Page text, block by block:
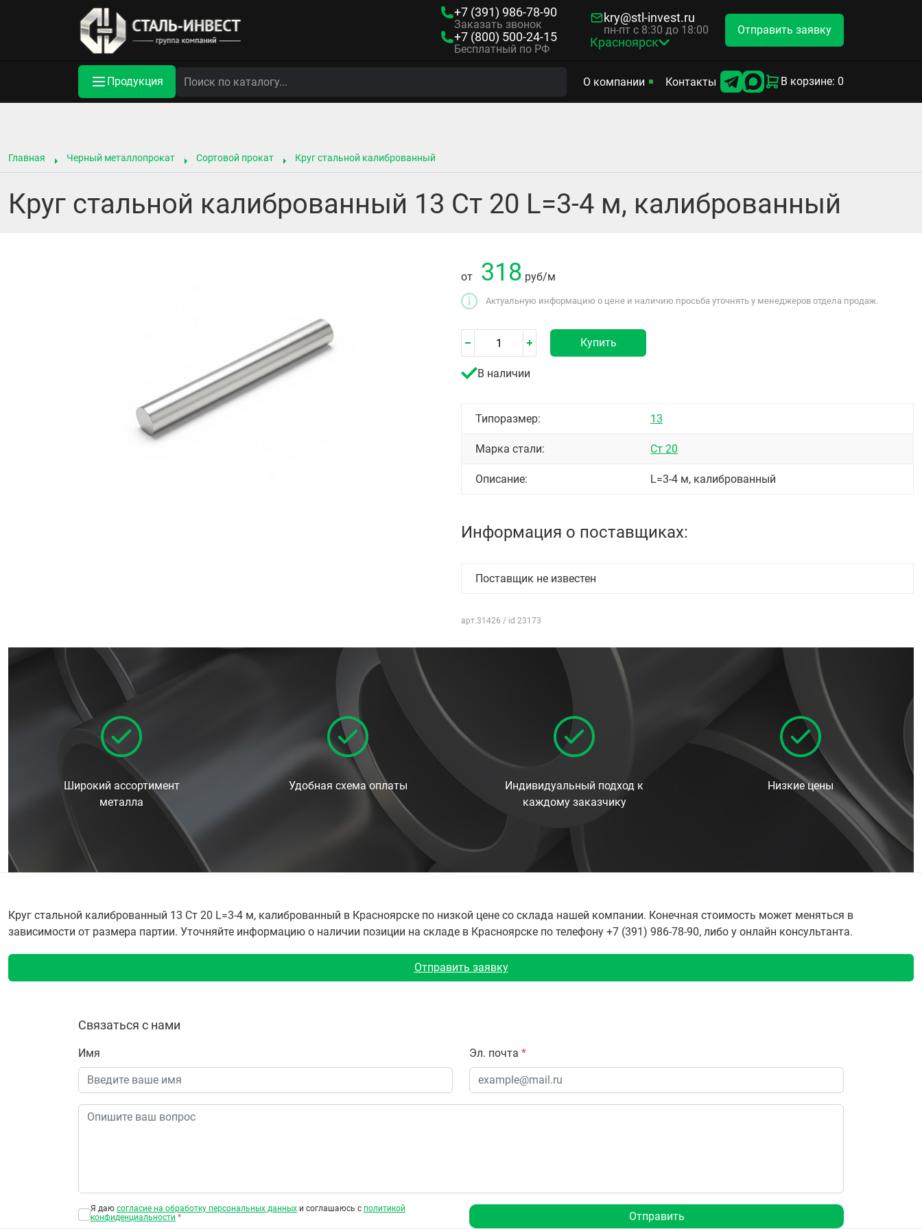
+7 (391) 986-78-90
Заказать звонок
+7 (800) 500-24-15
Бесплатный по РФ
kry@stl-invest.ru
пн-пт с 8:30 до 18:00
Красноярск
Отправить заявку
Продукция О компании Контакты В корзине: 0
Главная Черный металлопрокат Сортовой прокат Круг стальной калиброванный
Круг стальной калиброванный 13 Ст 20 L=3-4 м, калиброванный
от 318 руб/м
Актуальную информацию о цене и наличию просьба уточнять у менеджеров отдела продаж.
Купить
В наличии
Типоразмер: 13
Марка стали: Ст 20
Описание: L=3-4 м, калиброванный
Информация о поставщиках:
Поставщик не известен
арт.31426 / id 23173
Широкий ассортимент
металла
Удобная схема оплаты
Индивидуальный подход к
каждому заказчику
Низкие цены
Круг стальной калиброванный 13 Ст 20 L=3-4 м, калиброванный в Красноярске по низкой цене со склада нашей компании. Конечная стоимость может меняться в
зависимости от размера партии. Уточняйте информацию о наличии позиции на складе в Красноярске по телефону +7 (391) 986-78-90, либо у онлайн консультанта.
Отправить заявку
Связаться с нами
Имя Эл. почта *
Я даю согласие на обработку персональных данных и соглашаюсь с политикой
конфиденциальности * Отправить